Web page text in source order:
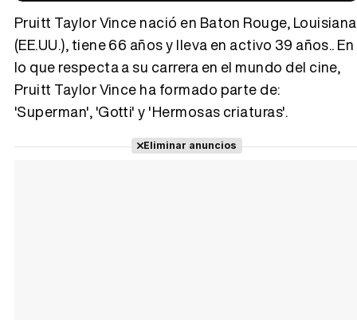
Tráiler 'Vida perra' (2026)
Pruitt Taylor Vince nació en Baton Rouge, Louisiana
(EE.UU.), tiene 66 años y lleva en activo 39 años.. En
lo que respecta a su carrera en el mundo del cine,
Pruitt Taylor Vince ha formado parte de:
'Superman', 'Gotti' y 'Hermosas criaturas'.
Eliminar anuncios